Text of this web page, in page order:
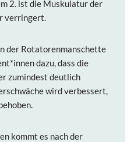
2. ist die Muskulatur der
verringert.
der Rotatorenmanschette
dazu, dass die
zumindest deutlich
wird verbessert,
kommt es nach der